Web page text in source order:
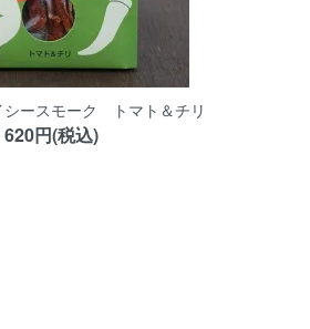
シースモーク トマト＆チリ
620円(税込)